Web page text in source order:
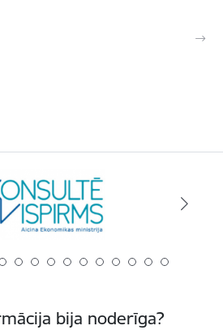
bija noderīga?